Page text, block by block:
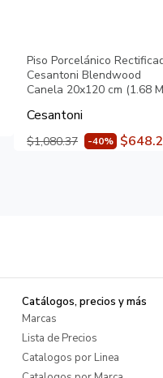
Piso Porcelánico
Cesantoni Blendwood
Canela 20x120 cm (1.68
Cesantoni
$1,080.37 -40%
Catálogos, precios y más
Marcas
Lista de Precios
Catalogos por Linea